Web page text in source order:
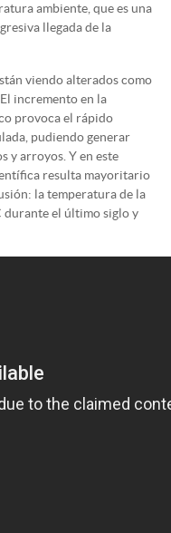
ambiente, que es una
llegada de la
viendo alterados como
incremento en la
provoca el rápido
pudiendo generar
y arroyos. Y en este
resulta mayoritario
la temperatura de la
durante el último siglo y